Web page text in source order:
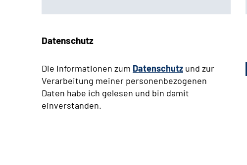
Datenschutz
Die Informationen zum Datenschutz und zur
Verarbeitung meiner personenbezogenen
Daten habe ich gelesen und bin damit
einverstanden.